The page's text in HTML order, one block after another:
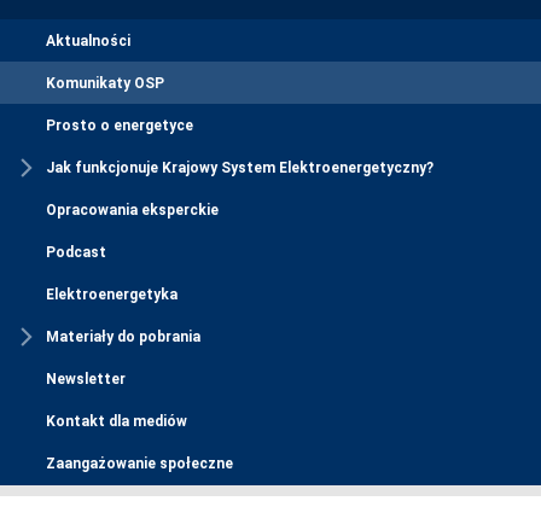
Aktualności
Komunikaty OSP
Prosto o energetyce
Jak funkcjonuje Krajowy System Elektroenergetyczny?
Opracowania eksperckie
Podcast
Elektroenergetyka
Materiały do pobrania
Newsletter
Kontakt dla mediów
Zaangażowanie społeczne